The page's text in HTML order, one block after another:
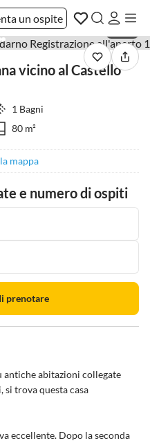
un ospite
vicino al Castello
1 Bagni
80 m²
mappa
e numero di ospiti
prenotare
antiche abitazioni collegate
si trova questa casa
eccellente. Dopo la seconda